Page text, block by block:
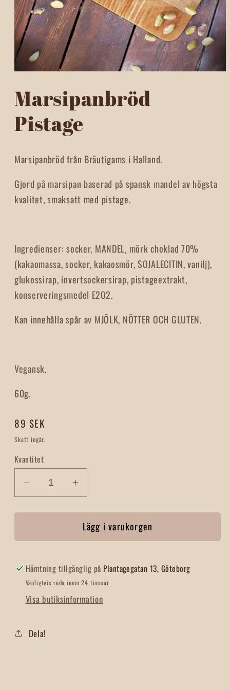
1
modalfönster
Marsipanbröd
Pistage
Marsipanbröd från Bräutigams i Halland.
Gjord på marsipan baserad på spansk mandel av högsta
kvalitet, smaksatt med pistage.
Ingredienser: socker, MANDEL, mörk choklad 70%
(kakaomassa, socker, kakaosmör, SOJALECITIN, vanilj),
glukossirap, invertsockersirap, pistageextrakt,
konserveringsmedel E202.
Kan innehålla spår av MJÖLK, NÖTTER OCH GLUTEN.
Vegansk.
60g.
Ordinarie
pris
89 SEK
Skatt ingår.
Kvantitet
Minska
för
Marsipanbröd
Pistage
Öka
för
Marsipanbröd
Pistage
Lägg i varukorgen
Hämtning tillgänglig på Plantagegatan 13, Göteborg
Vanligtvis redo inom 24 timmar
Visa butiksinformation
Dela!